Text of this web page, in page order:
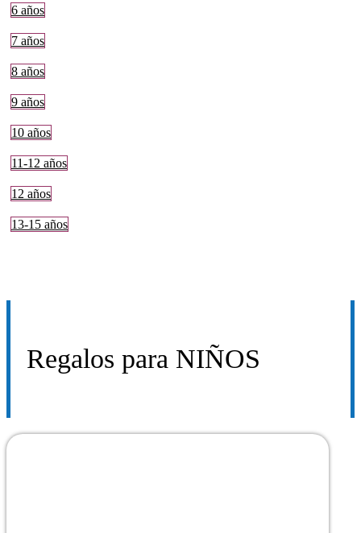
6 años
7 años
8 años
9 años
10 años
11-12 años
12 años
13-15 años
Regalos para NIÑOS